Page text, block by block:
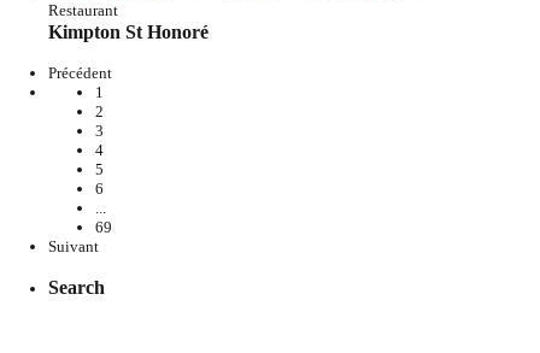
Restaurant
Kimpton St Honoré
Précédent
1
2
3
4
5
6
69
Suivant
Search